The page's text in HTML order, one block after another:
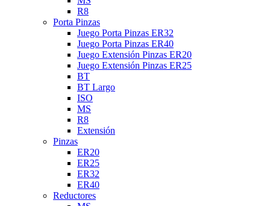
R8
Porta Pinzas
Juego Porta Pinzas ER32
Juego Porta Pinzas ER40
Juego Extensión Pinzas ER20
Juego Extensión Pinzas ER25
BT
BT Largo
ISO
MS
R8
Extensión
Pinzas
ER20
ER25
ER32
ER40
Reductores